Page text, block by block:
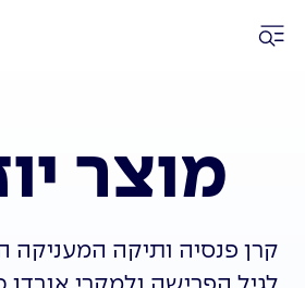
מוצר
קרן פנסיה ותיקה המעניקה